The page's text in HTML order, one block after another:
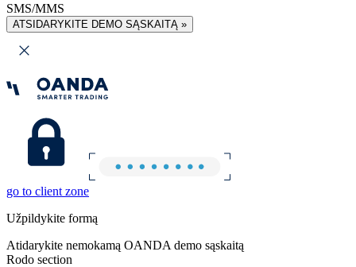
SMS/MMS
ATSIDARYKITE DEMO SĄSKAITĄ »
go to client zone
Užpildykite formą
Atidarykite nemokamą OANDA demo sąskaitą
Rodo section